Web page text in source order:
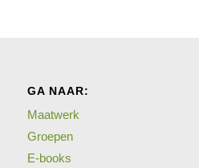
GA NAAR:
Maatwerk
Groepen
E-books